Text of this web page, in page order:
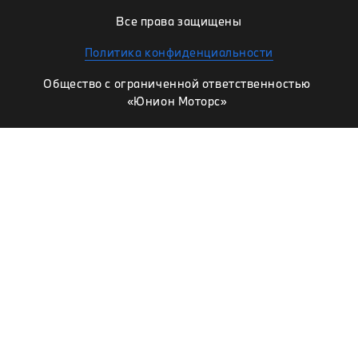
Все права защищены
Политика конфиденциальности
Общество с ограниченной ответственностью
«Юнион Моторс»